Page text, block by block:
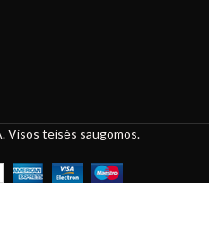
Visos teisės saugomos.